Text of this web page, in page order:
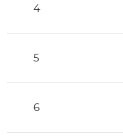
4
5
6